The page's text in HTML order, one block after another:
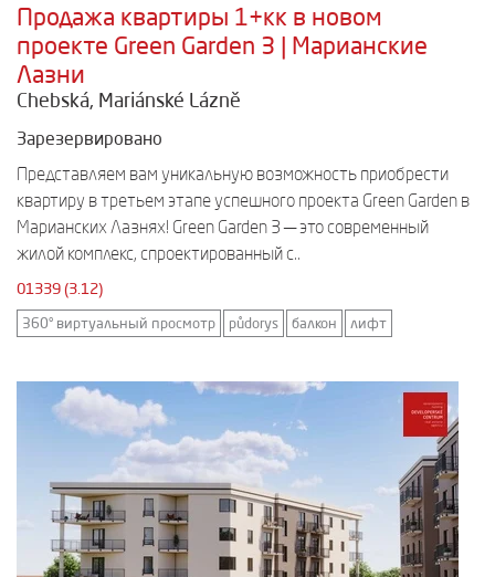
Продажа квартиры 1+кк в новом
проекте Green Garden 3 | Марианские
Лазни
Chebská, Mariánské Lázně
Зарезервировано
Представляем вам уникальную возможность приобрести
квартиру в третьем этапе успешного проекта Green Garden в
Марианских Лазнях! Green Garden 3 — это современный
жилой комплекс, спроектированный с..
01339 (3.12)
360° виртуальный просмотр půdorys балкон лифт